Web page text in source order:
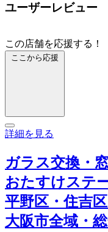
ユーザーレビュー
この店舗を応援する！
ここから応援
詳細を見る
ガラス交換・
おたすけステ
平野区・住吉
大阪市全域・